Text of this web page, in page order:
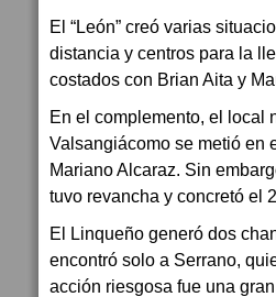
El “León” creó varias
distancia y centros para la
costados con Brian Aita y
En el complemento, el local
Valsangiácomo se metió en
Mariano Alcaraz. Sin
tuvo revancha y concretó el
El Linqueño generó dos
encontró solo a Serrano,
acción riesgosa fue una